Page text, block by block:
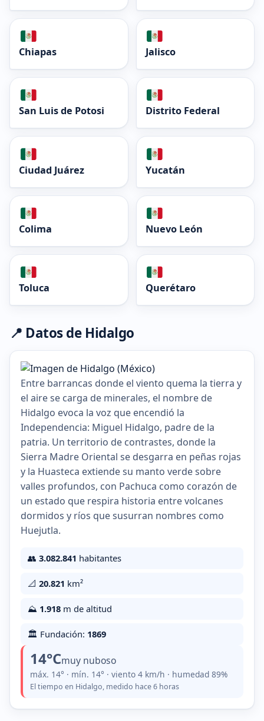
Chiapas Jalisco
San Luis de Potosi Distrito Federal
Ciudad Juárez Yucatán
Colima Nuevo León
Toluca Querétaro
📍 Datos de Hidalgo
Entre barrancas donde el viento quema la tierra y
el aire se carga de minerales, el nombre de
Hidalgo evoca la voz que encendió la
Independencia: Miguel Hidalgo, padre de la
patria. Un territorio de contrastes, donde la
Sierra Madre Oriental se desgarra en peñas rojas
y la Huasteca extiende su manto verde sobre
valles profundos, con Pachuca como corazón de
un estado que respira historia entre volcanes
dormidos y ríos que susurran nombres como
Huejutla.
👥 3.082.841 habitantes
📐 20.821 km²
⛰️ 1.918 m de altitud
🏛️ Fundación: 1869
14°Cmuy nuboso
máx. 14° · mín. 14° · viento 4 km/h · humedad 89%
El tiempo en Hidalgo, medido hace 6 horas